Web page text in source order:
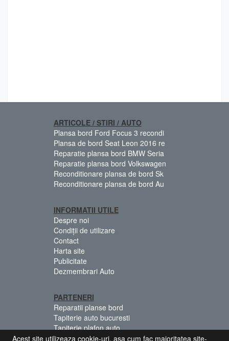
ARTICOLE / STIRI / AUTO
Plansa bord Ford Focus 3 recondi
Plansa de bord Seat Leon 2016 re
Reparatie plansa bord BMW Seria
Reparatie plansa bord Volkswagen
Reconditionare plansa de bord Sk
Reconditionare plansa de bord Au
INFORMATII UTILE
Despre noi
Condiții de utilizare
Contact
Harta site
Publicitate
Dezmembrari Auto
PARTENERI
Reparatii planse bord
Tapiterie auto bucuresti
Tapiterie plafon auto
Centuri siguranta colorate
Acest site utilizeaza cookie-uri, asa cum fac majoritatea site-